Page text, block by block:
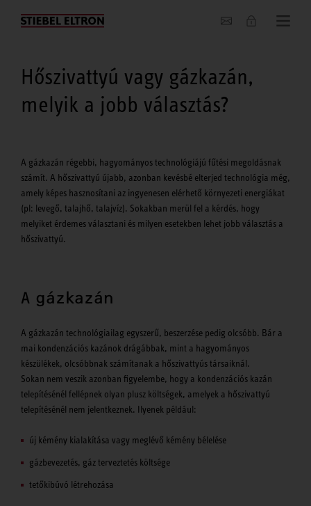
Hírek
Hőszivattyú vagy gázkazán,
melyik a jobb választás?
A gázkazán régebbi, hagyományos technológiájú fűtési megoldásnak
számít. A hőszivattyú újabb, azonban kevésbé elterjed technológia még,
amely képes hasznosítani az ingyenesen elérhető környezeti energiákat
(pl: levegő, talajhő, talajvíz). Sokakban merül fel a kérdés, hogy
melyiket érdemes választani és milyen esetekben lehet jobb választás a
hőszivattyú.
A gázkazán
A gázkazán technológiailag egyszerű, beszerzése pedig olcsóbb. Bár a
mai kondenzációs kazánok drágábbak, mint a hagyományos
készülékek, olcsóbbnak számítanak a hőszivattyús társaiknál.
Sokan nem veszik azonban figyelembe, hogy a kondenzációs kazán
telepítésénél fellépnek olyan plusz költségek, amelyek a hőszivattyú
telepítésénél nem jelentkeznek. Ilyenek például:
új kémény kialakítása vagy meglévő kémény bélelése
gázbevezetés, gáz terveztetés költsége
tetőkibúvó létrehozása